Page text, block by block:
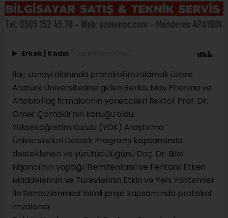
Erkek | Kadın
İlaç sanayi alanında protokol imzalamak üzere
Atatürk Üniversitesine gelen Berko, May Pharma ve
Altobio İlaç firmalarının yöneticileri Rektör Prof. Dr.
Ömer Çomaklı’nın konuğu oldu.
Yükseköğretim Kurulu (YÖK) Araştırma
Üniversiteleri Destek Programı kapsamında
desteklenen ve yürütücülüğünü Doç. Dr. Bilal
Nişancı’nın yaptığı ‘Remifentanil ve Fentanil Etken
Maddelerinin ve Türevlerinin Etkin ve Yeni Yöntemler
İle Sentezlenmesi’ isimli proje kapsamında protokol
imzalandı.